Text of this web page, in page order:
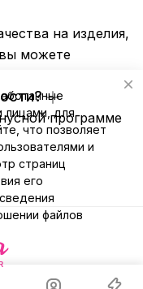
на изделия,
можете
программе
лицами, для
что позволяет
и
страниц
его
файлов